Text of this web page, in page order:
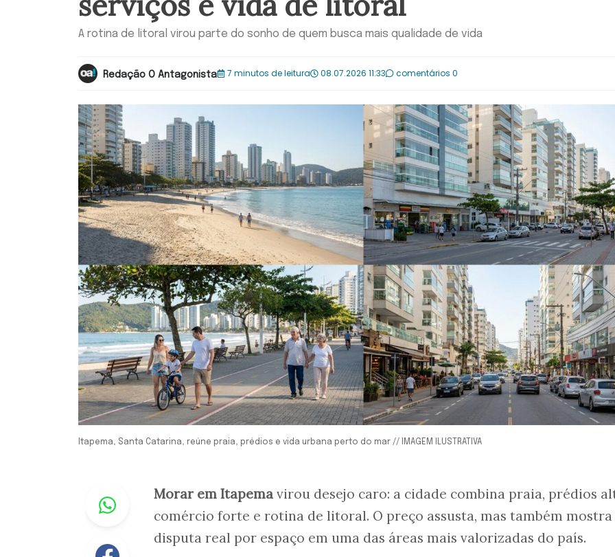
A rotina de litoral virou parte do sonho de quem busca mais qualidade de vida
Redação O Antagonista 7 minutos de leitura 08.07.2026 11:33 comentários 0
Itapema, Santa Catarina, reúne praia, prédios e vida urbana perto do mar // IMAGEM ILUSTRATIVA
Whastapp
Facebook
Morar em Itapema virou desejo caro: a cidade combina praia, prédios
comércio forte e rotina de litoral. O preço assusta, mas também mostra
disputa real por espaço em uma das áreas mais valorizadas do país.